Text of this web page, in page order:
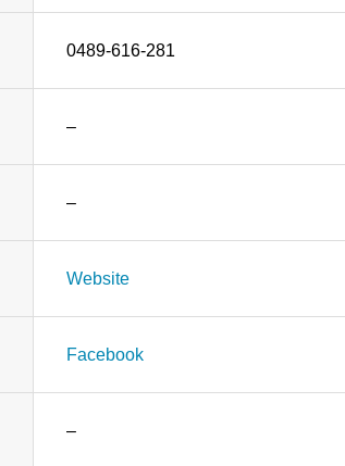
0489-616-281
–
–
Website
Facebook
–